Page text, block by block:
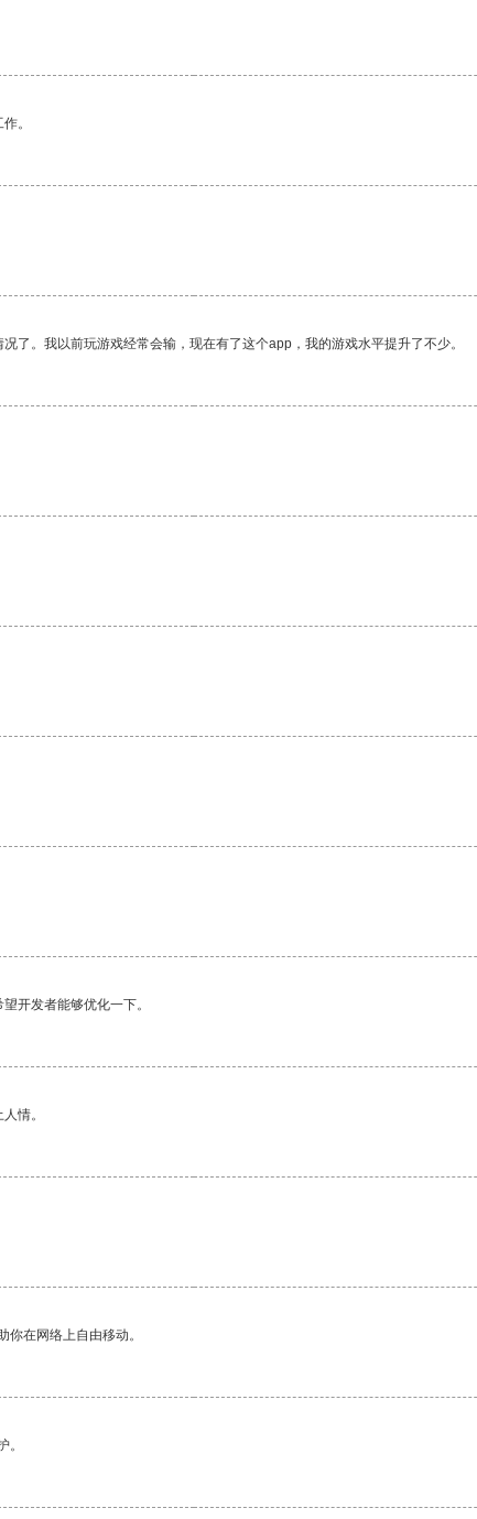
。
了。我以前玩游戏经常会输，现在有了这个app，我的游戏水平提升了不少。
开发者能够优化一下。
情。
在网络上自由移动。
。